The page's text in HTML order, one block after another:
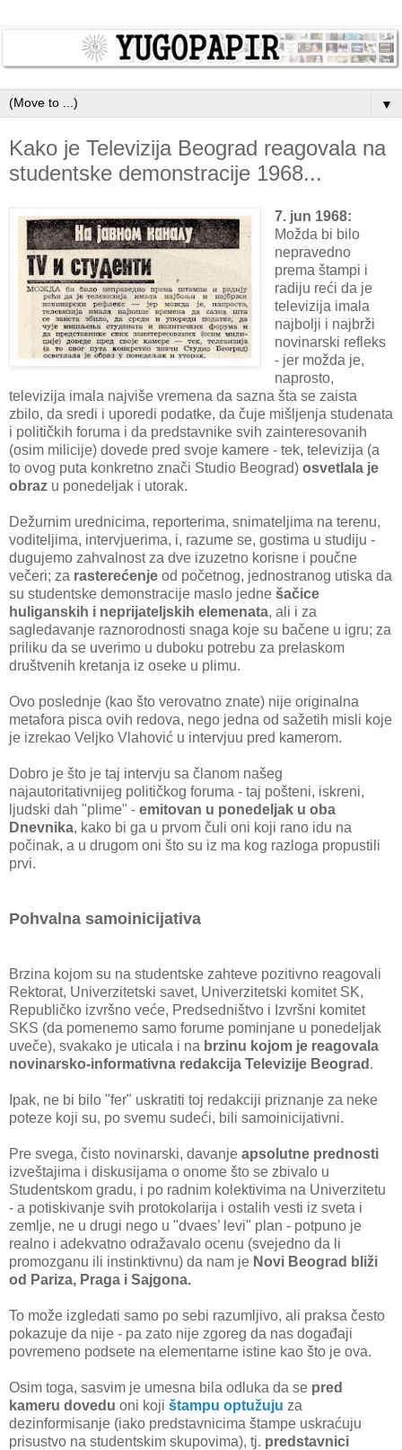
▼
Kako je Televizija Beograd reagovala na
studentske demonstracije 1968...
7. jun 1968:
Možda bi bilo
nepravedno
prema štampi i
radiju reći da je
televizija imala
najbolji i najbrži
novinarski refleks
- jer možda je,
naprosto,
televizija imala najviše vremena da sazna šta se zaista
zbilo, da sredi i uporedi podatke, da čuje mišljenja studenata
i političkih foruma i da predstavnike svih zainteresovanih
(osim milicije) dovede pred svoje kamere - tek, televizija (a
to ovog puta konkretno znači Studio Beograd) osvetlala je
obraz u ponedeljak i utorak.
Dežurnim urednicima, reporterima, snimateljima na terenu,
voditeljima, intervjuerima, i, razume se, gostima u studiju -
dugujemo zahvalnost za dve izuzetno korisne i poučne
večeri; za rasterećenje od početnog, jednostranog utiska da
su studentske demonstracije maslo jedne šačice
huliganskih i neprijateljskih elemenata, ali i za
sagledavanje raznorodnosti snaga koje su bačene u igru; za
priliku da se uverimo u duboku potrebu za prelaskom
društvenih kretanja iz oseke u plimu.
Ovo poslednje (kao što verovatno znate) nije originalna
metafora pisca ovih redova, nego jedna od sažetih misli koje
je izrekao Veljko Vlahović u intervjuu pred kamerom.
Dobro je što je taj intervju sa članom našeg
najautoritativnijeg političkog foruma - taj pošteni, iskreni,
ljudski dah "plime" - emitovan u ponedeljak u oba
Dnevnika, kako bi ga u prvom čuli oni koji rano idu na
počinak, a u drugom oni što su iz ma kog razloga propustili
prvi.
Pohvalna samoinicijativa
Brzina kojom su na studentske zahteve pozitivno reagovali
Rektorat, Univerzitetski savet, Univerzitetski komitet SK,
Republičko izvršno veće, Predsedništvo i Izvršni komitet
SKS (da pomenemo samo forume pominjane u ponedeljak
uveče), svakako je uticala i na brzinu kojom je reagovala
novinarsko-informativna redakcija Televizije Beograd .
Ipak, ne bi bilo "fer" uskratiti toj redakciji priznanje za neke
poteze koji su, po svemu sudeći, bili samoinicijativni.
Pre svega, čisto novinarski, davanje apsolutne prednosti
izveštajima i diskusijama o onome što se zbivalo u
Studentskom gradu, i po radnim kolektivima na Univerzitetu
- a potiskivanje svih protokolarija i ostalih vesti iz sveta i
zemlje, ne u drugi nego u "dvaes’ levi" plan - potpuno je
realno i adekvatno odražavalo ocenu (svejedno da li
promozganu ili instinktivnu) da nam je Novi Beograd bliži
od Pariza, Praga i Sajgona.
To može izgledati samo po sebi razumljivo, ali praksa često
pokazuje da nije - pa zato nije zgoreg da nas događaji
povremeno podsete na elementarne istine kao što je ova.
Osim toga, sasvim je umesna bila odluka da se pred
kameru dovedu oni koji štampu optužuju za
dezinformisanje (iako predstavnicima štampe uskraćuju
prisustvo na studentskim skupovima), tj. predstavnici